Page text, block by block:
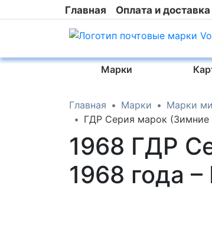
Главная Оплата и доставка
Марки
Главная Марки Марки
ГДР Серия марок (Зимние
1968 ГДР
1968 года